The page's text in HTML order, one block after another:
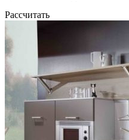
Рассчитать